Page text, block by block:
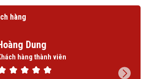
hàng
Dung
hàng thành viên